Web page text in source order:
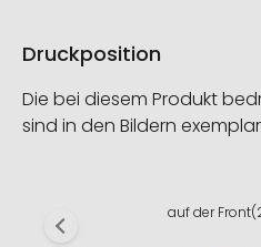
Druckposition
Die bei diesem Produkt
sind in den Bildern
auf der